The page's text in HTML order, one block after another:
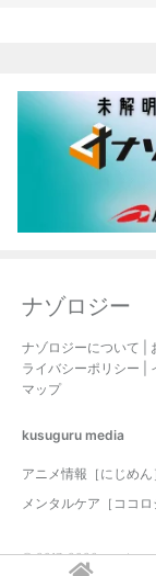
ナゾロジー
ナゾロジーについて
ライバシーポリシー
マップ
kusuguru media
アニメ情報［にじめん
メンタルケア［ココロ
© 2017-2026 nazology.